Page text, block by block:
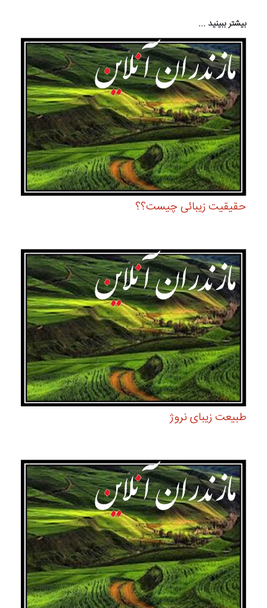
بیشتر ببینید ...
حقیقیت زیبائی چیست؟؟
طبیعت زیبای نروژ